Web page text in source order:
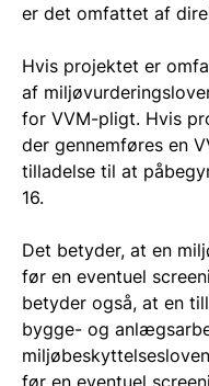
er det omfattet af
Hvis projektet er
af
for VVM-pligt. Hvis
der gennemføres en
tilladelse til at
16.
Det betyder, at en
før en eventuel
betyder også, at en
bygge- og
før en eventuel